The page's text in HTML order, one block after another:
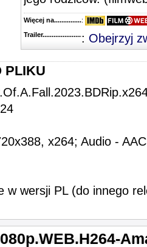
Więcej na........................................
:
Trailer...........................................
: Obejrzyj
PLIKU
x264; Audio - AAC
w wersji PL (do innego